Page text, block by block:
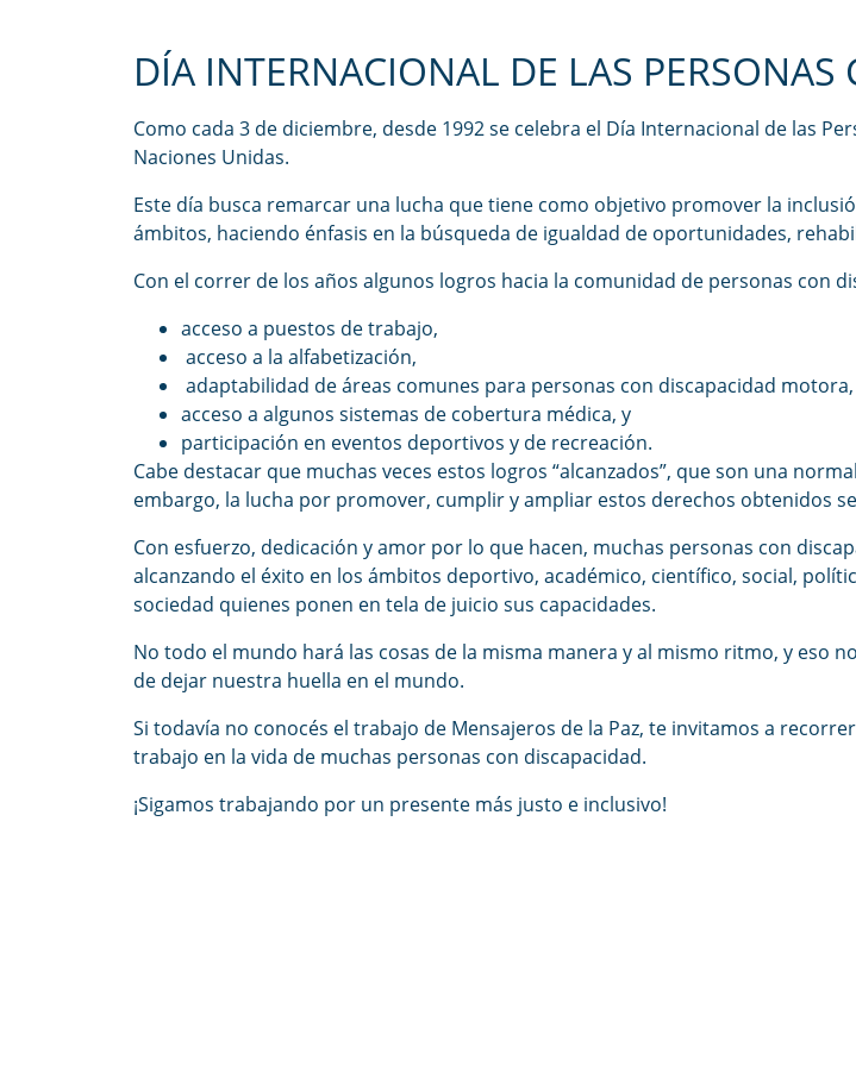
DÍA INTERNACIONAL DE LAS PERSONAS
Como cada 3 de diciembre, desde 1992 se celebra el Día Internacional de las
Naciones Unidas.
Este día busca remarcar una lucha que tiene como objetivo promover la
ámbitos, haciendo énfasis en la búsqueda de igualdad de oportunidades,
Con el correr de los años algunos logros hacia la comunidad de personas con
acceso a puestos de trabajo,
acceso a la alfabetización,
adaptabilidad de áreas comunes para personas con discapacidad motora,
acceso a algunos sistemas de cobertura médica, y
participación en eventos deportivos y de recreación.
Cabe destacar que muchas veces estos logros “alcanzados”, que son una
embargo, la lucha por promover, cumplir y ampliar estos derechos obtenidos
Con esfuerzo, dedicación y amor por lo que hacen, muchas personas con
alcanzando el éxito en los ámbitos deportivo, académico, científico, social,
sociedad quienes ponen en tela de juicio sus capacidades.
No todo el mundo hará las cosas de la misma manera y al mismo ritmo, y
de dejar nuestra huella en el mundo.
Si todavía no conocés el trabajo de Mensajeros de la Paz, te invitamos a
trabajo en la vida de muchas personas con discapacidad.
¡Sigamos trabajando por un presente más justo e inclusivo!